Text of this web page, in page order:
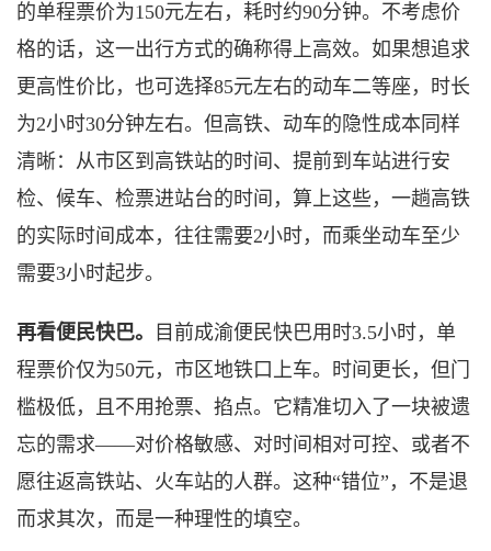
的单程票价为150元左右，耗时约90分钟。不考虑价
格的话，这一出行方式的确称得上高效。如果想追求
更高性价比，也可选择85元左右的动车二等座，时长
为2小时30分钟左右。但高铁、动车的隐性成本同样
清晰：从市区到高铁站的时间、提前到车站进行安
检、候车、检票进站台的时间，算上这些，一趟高铁
的实际时间成本，往往需要2小时，而乘坐动车至少
需要3小时起步。
再看便民快巴。 目前成渝便民快巴用时3.5小时，单
程票价仅为50元，市区地铁口上车。时间更长，但门
槛极低，且不用抢票、掐点。它精准切入了一块被遗
忘的需求——对价格敏感、对时间相对可控、或者不
愿往返高铁站、火车站的人群。这种“错位”，不是退
而求其次，而是一种理性的填空。